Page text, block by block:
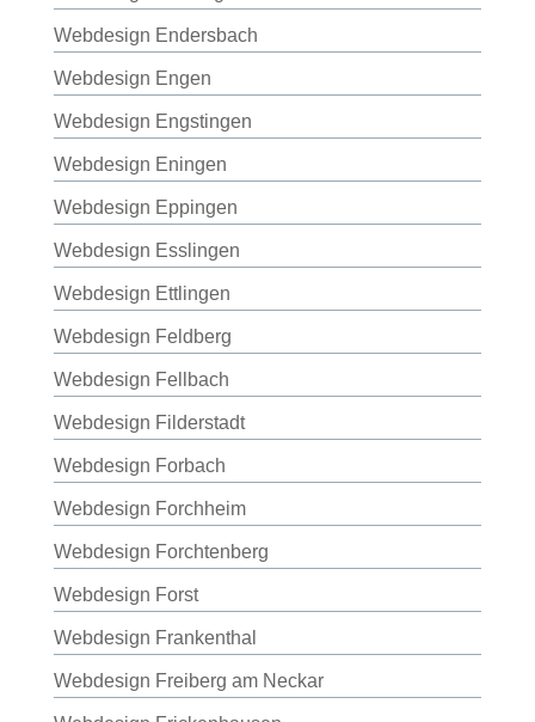
Webdesign Endersbach
Webdesign Engen
Webdesign Engstingen
Webdesign Eningen
Webdesign Eppingen
Webdesign Esslingen
Webdesign Ettlingen
Webdesign Feldberg
Webdesign Fellbach
Webdesign Filderstadt
Webdesign Forbach
Webdesign Forchheim
Webdesign Forchtenberg
Webdesign Forst
Webdesign Frankenthal
Webdesign Freiberg am Neckar